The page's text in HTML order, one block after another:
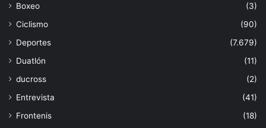
Boxeo
(3)
Ciclismo
(90)
Deportes
(7.679)
Duatlón
(11)
ducross
(2)
Entrevista
(41)
Frontenis
(18)